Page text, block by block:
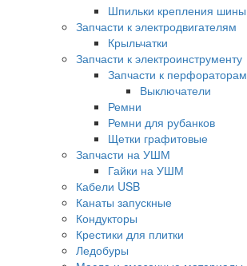
Шпильки крепления шины
Запчасти к электродвигателям
Крыльчатки
Запчасти к электроинструменту
Запчасти к перфораторам
Выключатели
Ремни
Ремни для рубанков
Щетки графитовые
Запчасти на УШМ
Гайки на УШМ
Кабели USB
Канаты запускные
Кондукторы
Крестики для плитки
Ледобуры